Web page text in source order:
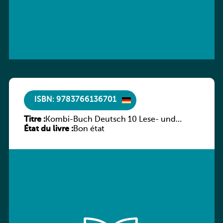
ISBN: 9783766136701
Titre :Kombi-Buch Deutsch 10 Lese- und
Sprachbuch
État du livre :Bon état